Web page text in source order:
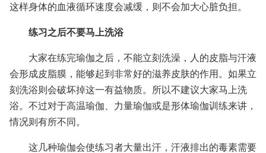
这样身体的血液循环速度会减缓，则不会加大心脏负担。
练习之后不要马上洗浴
大家在练完瑜伽之后，不能立刻洗澡，人的皮脂与汗液
会形成皮脂膜，能够起到非常好的滋养皮肤的作用。如果立
刻洗浴则会破坏掉这一有益物质。所以不建议大家马上洗
浴。不过对于高温瑜伽、力量瑜伽或是形体瑜伽训练来讲，
情况则有所不同。
这几种瑜伽会使练习者大量出汗，汗液排出的毒素需要